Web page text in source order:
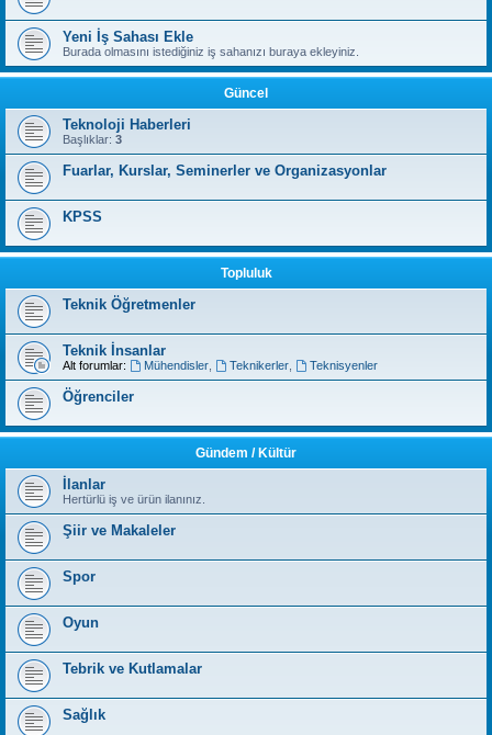
Yeni İş Sahası Ekle
Burada olmasını istediğiniz iş sahanızı buraya ekleyiniz.
Güncel
Teknoloji Haberleri
Başlıklar: 3
Fuarlar, Kurslar, Seminerler ve Organizasyonlar
KPSS
Topluluk
Teknik Öğretmenler
Teknik İnsanlar
Alt forumlar: Mühendisler, Teknikerler, Teknisyenler
Öğrenciler
Gündem / Kültür
İlanlar
Hertürlü iş ve ürün ilanınız.
Şiir ve Makaleler
Spor
Oyun
Tebrik ve Kutlamalar
Sağlık